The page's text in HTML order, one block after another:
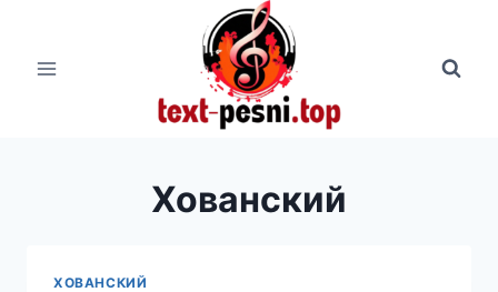
содержимому
Хованский
ХОВАНСКИЙ